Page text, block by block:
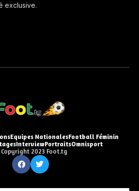
exclusive.
Equipes NationalesFootball Féminin
InterviewPortraitsOmnisport
2023 Foot.tg